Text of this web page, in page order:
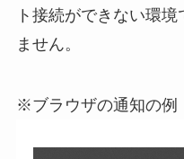
ト接続ができない環
ません。
※ブラウザの通知の例